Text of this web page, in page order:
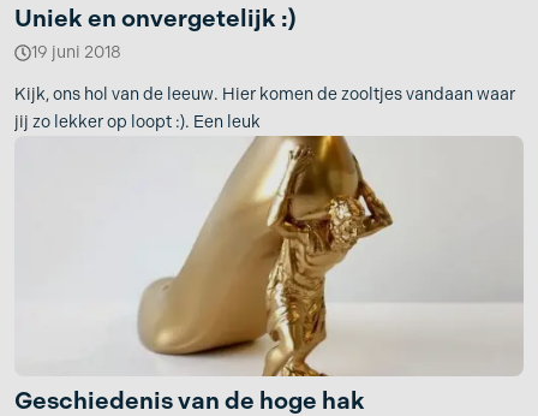
Uniek en onvergetelijk :)
19 juni 2018
Kijk, ons hol van de leeuw. Hier komen de zooltjes vandaan waar
jij zo lekker op loopt :). Een leuk
Geschiedenis van de hoge hak